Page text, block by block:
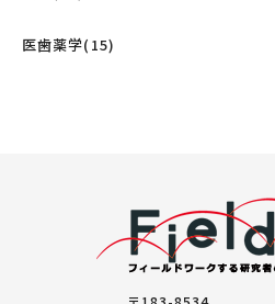
医歯薬学(15)